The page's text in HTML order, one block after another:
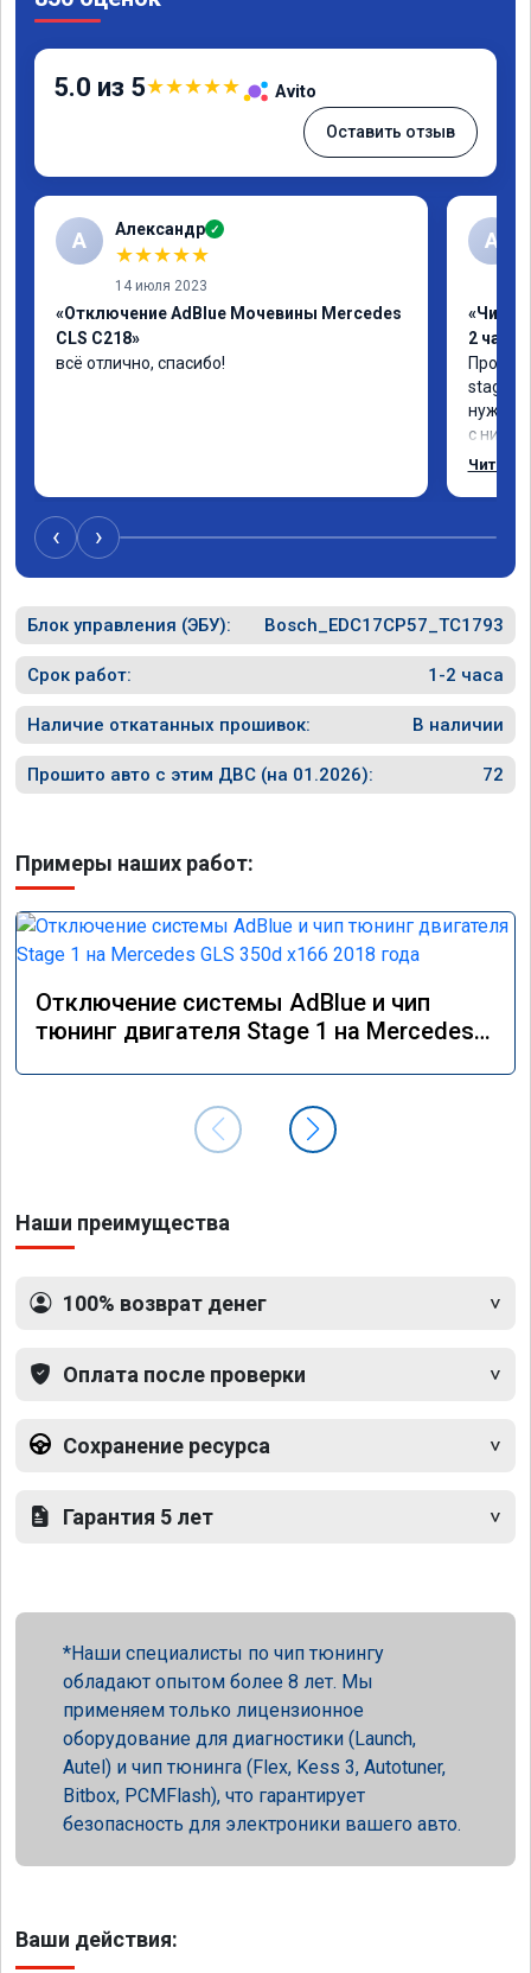
5.0 из 5★★★★★ Avito
Оставить отзыв
А Александр ✓
★★★★★
14 июля 2023
«Отключение AdBlue Мочевины Mercedes
CLS C218»
всё отлично, спасибо!
А
«Чип
2 часа»
stage
нужно:
с
Одни
Читать
‹ ›
Блок управления (ЭБУ): Bosch_EDC17CP57_TC1793
Срок работ: 1-2 часа
Наличие откатанных прошивок: В наличии
Прошито авто с этим ДВС (на 01.2026): 72
Примеры наших работ:
Отключение системы AdBlue и чип
тюнинг двигателя Stage 1 на Mercedes
Наши преимущества
100% возврат денег
Оплата после проверки
Сохранение ресурса
Гарантия 5 лет
Наши специалисты по чип тюнингу
обладают опытом более 8 лет. Мы
применяем только лицензионное
оборудование для диагностики (Launch,
Autel) и чип тюнинга (Flex, Kess 3, Autotuner,
Bitbox, PCMFlash), что гарантирует
безопасность для электроники вашего авто.
Ваши действия: